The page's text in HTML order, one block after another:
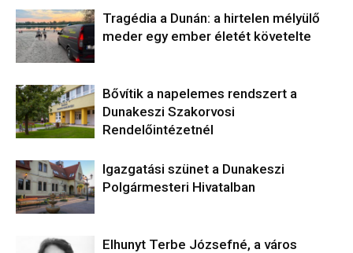
Tragédia a Dunán: a hirtelen mélyülő
meder egy ember életét követelte
Bővítik a napelemes rendszert a
Dunakeszi Szakorvosi
Rendelőintézetnél
Igazgatási szünet a Dunakeszi
Polgármesteri Hivatalban
Elhunyt Terbe Józsefné, a város